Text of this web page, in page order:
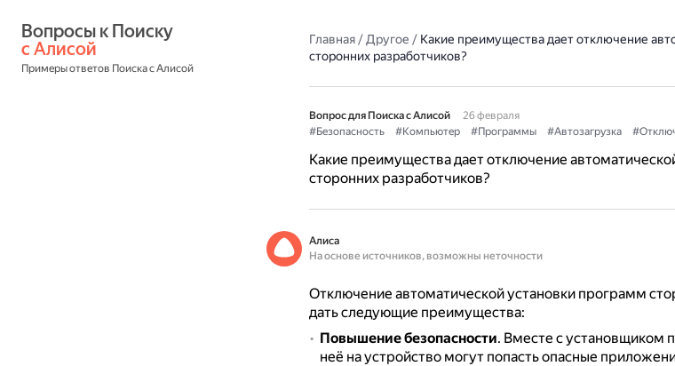
с Алисой
Примеры ответов Поиска с Алисой
Главная/Другое / Какие преимущества дает отключение
сторонних разработчиков?
Вопрос для Поиска с Алисой
26 февраля
#Безопасность
#Компьютер #Программы #Автозагрузка
Какие преимущества дает отключение
сторонних разработчиков?
Алиса
На основе источников, возможны неточности
Отключение автоматической установки программ
дать следующие преимущества:
Повышение безопасности. Вместе с установщиком
неё на устройство могут попасть опасные